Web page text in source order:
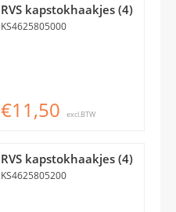
RVS kapstokhaakjes (4)
KS4625805000
€11,50 excl.BTW
RVS kapstokhaakjes (4)
KS4625805200